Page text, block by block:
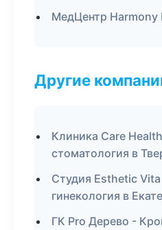
МедЦентр
Другие
Клиника Care
стоматология в
Студия Esthetic
гинекология в
ГК Pro Дерево -